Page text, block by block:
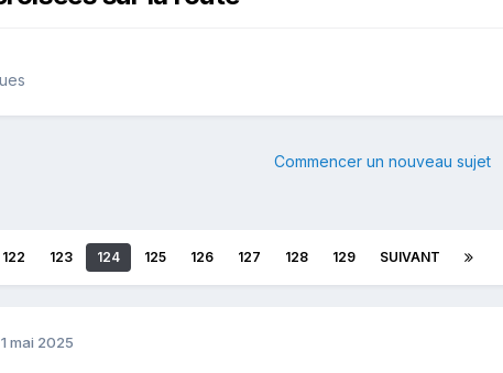
Commencer un nouveau sujet
122 123 124 125 126 127 128 129 SUIVANT
mai 2025